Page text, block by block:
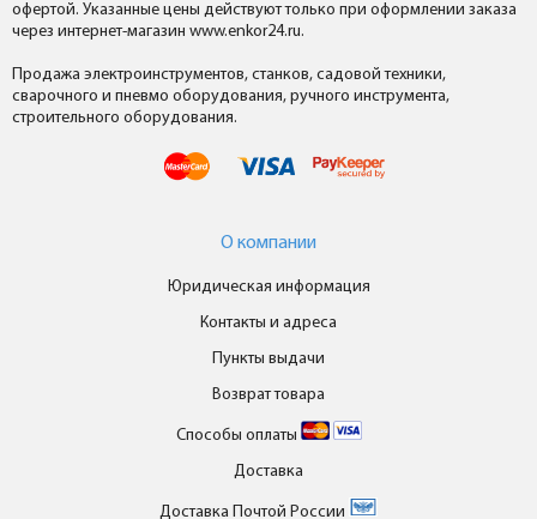
офертой. Указанные цены действуют только при оформлении заказа
через интернет-магазин www.enkor24.ru.
Продажа электроинструментов, станков, садовой техники,
сварочного и пневмо оборудования, ручного инструмента,
строительного оборудования.
О компании
Юридическая информация
Контакты и адреса
Пункты выдачи
Возврат товара
Способы оплаты
Доставка
Доставка Почтой России